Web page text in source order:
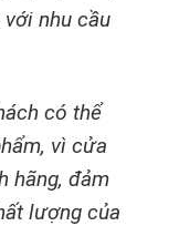
nhu cầu
có thể
vì cửa
hãng, đảm
lượng của